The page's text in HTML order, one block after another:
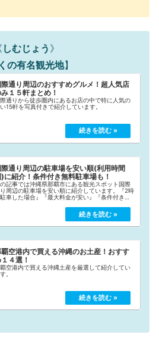
しむじょう 》
の有名観光地】
際通り周辺のおすすめグルメ！超人気店
１５軒まとめ！
通りから徒歩圏内にあるお店の中で特に人気の
15軒を写真付きで紹介しています。
際通り周辺の駐車場を安い順(利用時間
)に紹介！条件付き無料駐車場も！
の記事では沖縄県那覇市にある観光スポット国際
周辺の駐車場を安い順に紹介しています。『2時
車した場合』『最大料金が安い』『条件付き無
、国際通り観光の際にご活用ください！
覇空港内で買える沖縄のお土産！おすす
４選！
空港内で買える沖縄土産を厳選して紹介してい
。